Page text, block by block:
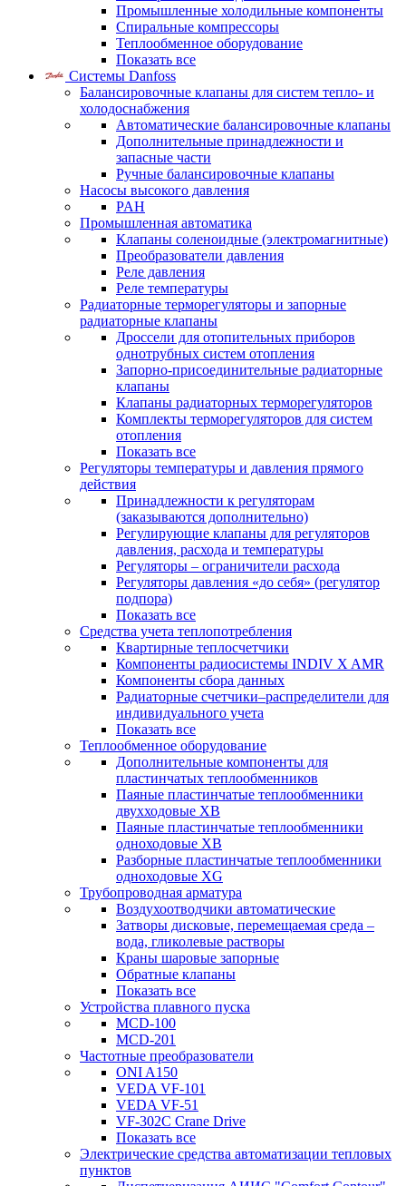
Промышленные холодильные компоненты
Спиральные компрессоры
Теплообменное оборудование
Показать все
Системы Danfoss
Балансировочные клапаны для систем тепло- и
холодоснабжения
Автоматические балансировочные клапаны
Дополнительные принадлежности и
запасные части
Ручные балансировочные клапаны
Насосы высокого давления
PAH
Промышленная автоматика
Клапаны соленоидные (электромагнитные)
Преобразователи давления
Реле давления
Реле температуры
Радиаторные терморегуляторы и запорные
радиаторные клапаны
Дроссели для отопительных приборов
однотрубных систем отопления
Запорно-присоединительные радиаторные
клапаны
Клапаны радиаторных терморегуляторов
Комплекты терморегуляторов для систем
отопления
Показать все
Регуляторы температуры и давления прямого
действия
Принадлежности к регуляторам
(заказываются дополнительно)
Регулирующие клапаны для регуляторов
давления, расхода и температуры
Регуляторы – ограничители расхода
Регуляторы давления «до себя» (регулятор
подпора)
Показать все
Средства учета теплопотребления
Квартирные теплосчетчики
Компоненты радиосистемы INDIV X AMR
Компоненты сбора данных
Радиаторные счетчики–распределители для
индивидуального учета
Показать все
Теплообменное оборудование
Дополнительные компоненты для
пластинчатых теплообменников
Паяные пластинчатые теплообменники
двухходовые XB
Паяные пластинчатые теплообменники
одноходовые ХВ
Разборные пластинчатые теплообменники
одноходовые ХG
Трубопроводная арматура
Воздухоотводчики автоматические
Затворы дисковые, перемещаемая среда –
вода, гликолевые растворы
Краны шаровые запорные
Обратные клапаны
Показать все
Устройства плавного пуска
MCD-100
MCD-201
Частотные преобразователи
ONI A150
VEDA VF-101
VEDA VF-51
VF-302C Crane Drive
Показать все
Электрические средства автоматизации тепловых
пунктов